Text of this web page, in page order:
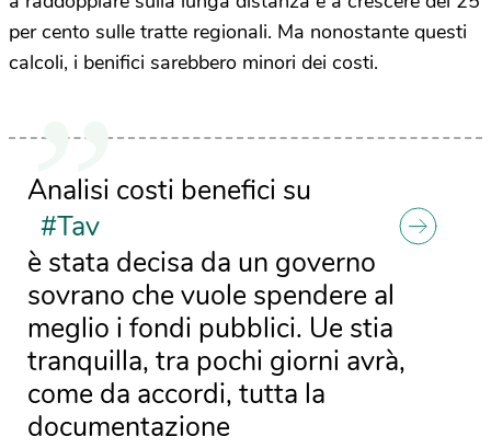
per cento sulle tratte regionali. Ma nonostante questi
calcoli, i benifici sarebbero minori dei costi.
Analisi costi benefici su
#Tav
è stata decisa da un governo
sovrano che vuole spendere al
meglio i fondi pubblici. Ue stia
tranquilla, tra pochi giorni avrà,
come da accordi, tutta la
documentazione